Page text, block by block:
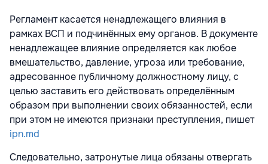
Регламент касается ненадлежащего влияния в
рамках ВСП и подчинённых ему органов. В документе
ненадлежащее влияние определяется как любое
вмешательство, давление, угроза или требование,
адресованное публичному должностному лицу, с
целью заставить его действовать определённым
образом при выполнении своих обязанностей, если
при этом не имеются признаки преступления, пишет
ipn.md
Следовательно, затронутые лица обязаны отвергать